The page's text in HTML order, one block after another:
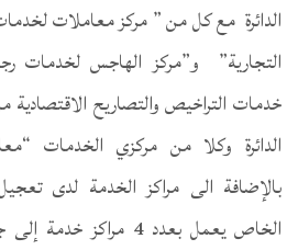
الدائرة مع كل من ” مركز معاملات
التجارية” و”مركز الهاجس لخدمات
خدمات التراخيص والتصاريح الاقتصادية
الدائرة وكلا من مركزي الخدمات
بالإضافة الى مراكز الخدمة لدى
الخاص يعمل بعدد 4 مراكز